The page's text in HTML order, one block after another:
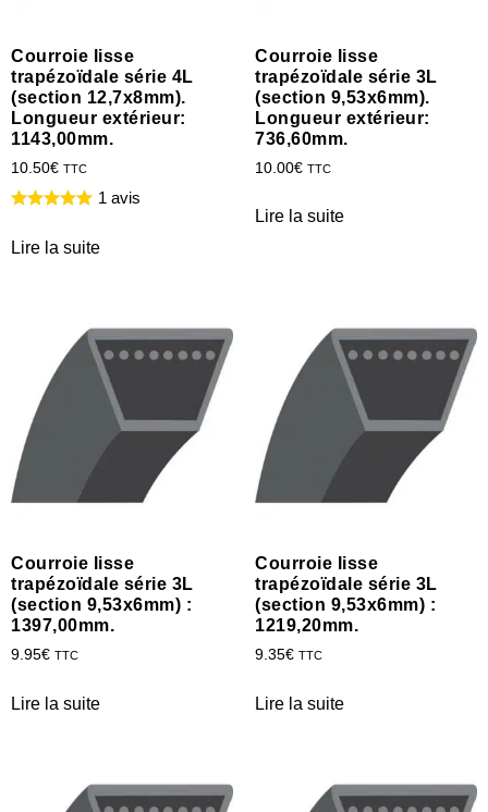
Courroie lisse
trapézoïdale série 4L
(section 12,7x8mm).
Longueur extérieur:
1143,00mm.
10.50€ TTC
1 avis
Lire la suite
Courroie lisse
trapézoïdale série 3L
(section 9,53x6mm).
Longueur extérieur:
736,60mm.
10.00€ TTC
Lire la suite
Courroie lisse
trapézoïdale série 3L
(section 9,53x6mm) :
1397,00mm.
9.95€ TTC
Lire la suite
Courroie lisse
trapézoïdale série 3L
(section 9,53x6mm) :
1219,20mm.
9.35€ TTC
Lire la suite